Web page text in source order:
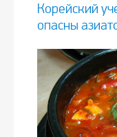
Корейский
опасны